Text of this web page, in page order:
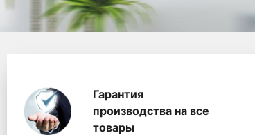
WhitePack
Гарантия
производства на все
товары